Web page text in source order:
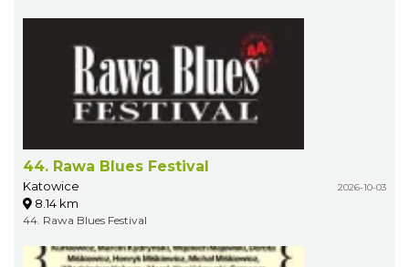
44. Rawa Blues Festival
Katowice 2026-10-03
8.14 km
44. Rawa Blues Festival